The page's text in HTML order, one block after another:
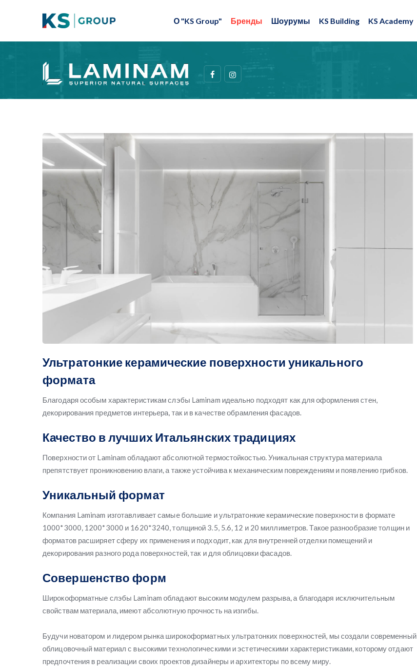
О "KS Group" Бренды Шоурумы KS Building KS Academy
Ультратонкие керамические поверхности уникального
формата
Благодаря особым характеристикам слэбы Laminam идеально подходят как для оформления стен,
декорирования предметов интерьера, так и в качестве обрамления фасадов.
Качество в лучших Итальянских традициях
Поверхности от Laminam обладают абсолютной термостойкостью. Уникальная структура материала
препятствует проникновению влаги, а также устойчива к механическим повреждениям и появлению грибков.
Уникальный формат
Компания Laminam изготавливает самые большие и ультратонкие керамические поверхности в формате
1000*3000, 1200*3000 и 1620*3240, толщиной 3.5, 5.6, 12 и 20 миллиметров. Такое разнообразие толщин и
форматов расширяет сферу их применения и подходит, как для внутренней отделки помещений и
декорирования разного рода поверхностей, так и для облицовки фасадов.
Совершенство форм
Широкоформатные слэбы Laminam обладают высоким модулем разрыва, а благодаря исключительным
свойствам материала, имеют абсолютную прочность на изгибы.
Будучи новатором и лидером рынка широкоформатных ультратонких поверхностей, мы создали современный
облицовочный материал с высокими технологическими и эстетическими характеристиками, которому отдают
предпочтения в реализации своих проектов дизайнеры и архитекторы по всему миру.